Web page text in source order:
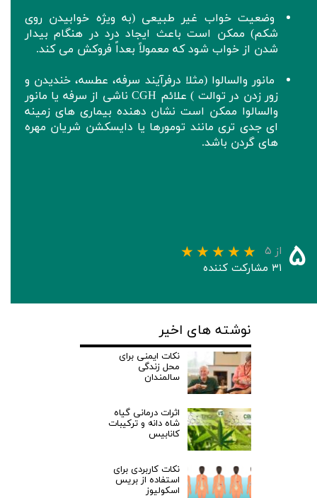
وضعیت خواب غیر طبیعی (به ویژه خوابیدن روی
شکم) ممکن است باعث ایجاد درد در هنگام بیدار
شدن از خواب شود که معمولاً بعداً فروکش می کند.
مانور والسالوا (مثلا درفرآیند سرفه، عطسه، خندیدن و
زور زدن در توالت ) علائم CGH ناشی از سرفه یا مانور
والسالوا ممکن است نشان دهنده بیماری های زمینه
ای جدی تری مانند تومورها یا دایسکشن شریان مهره
های گردن باشد.
۵ از ۵
۳۱ مشارکت کننده
نوشته های اخیر
نکات ایمنی برای
محل زندگی
سالمندان
اثرات درمانی گیاه
شاه دانه و ترکیبات
کانابیس
نکات کاربردی برای
استفاده از بریس
اسکولیوز